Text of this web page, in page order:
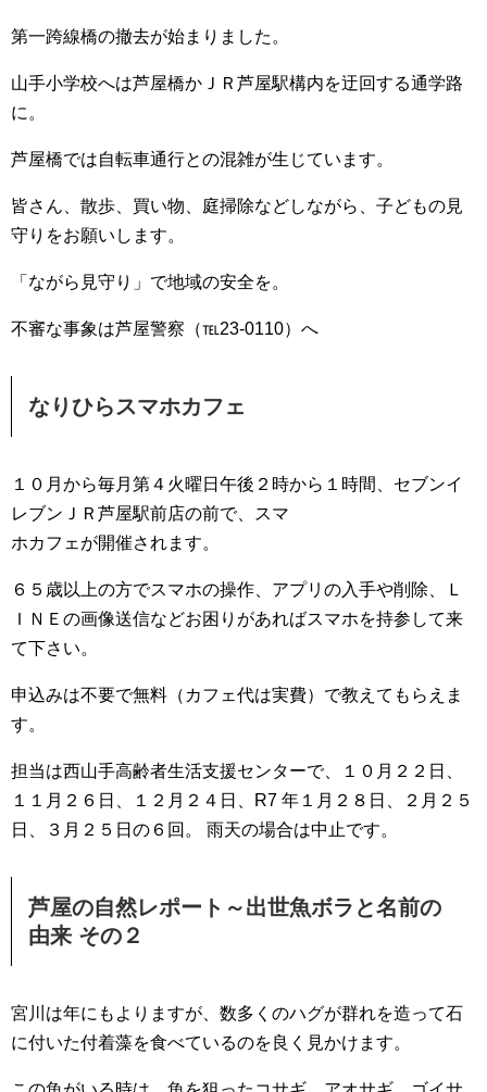
第一跨線橋の撤去が始まりました。
山手小学校へは芦屋橋かＪＲ芦屋駅構内を迂回する通学路
に。
芦屋橋では自転車通行との混雑が生じています。
皆さん、散歩、買い物、庭掃除などしながら、子どもの見
守りをお願いします。
「ながら見守り」で地域の安全を。
不審な事象は芦屋警察（℡23-0110）へ
なりひらスマホカフェ
１０月から毎月第４火曜日午後２時から１時間、セブンイ
レブンＪＲ芦屋駅前店の前で、スマ
ホカフェが開催されます。
６５歳以上の方でスマホの操作、アプリの入手や削除、Ｌ
ＩＮＥの画像送信などお困りがあればスマホを持参して来
て下さい。
申込みは不要で無料（カフェ代は実費）で教えてもらえま
す。
担当は西山手高齢者生活支援センターで、１０月２２日、
１１月２６日、１２月２４日、R7 年１月２８日、２月２５
日、３月２５日の６回。 雨天の場合は中止です。
芦屋の自然レポート～出世魚ボラと名前の
由来 その２
宮川は年にもよりますが、数多くのハグが群れを造って石
に付いた付着藻を食べているのを良く見かけます。